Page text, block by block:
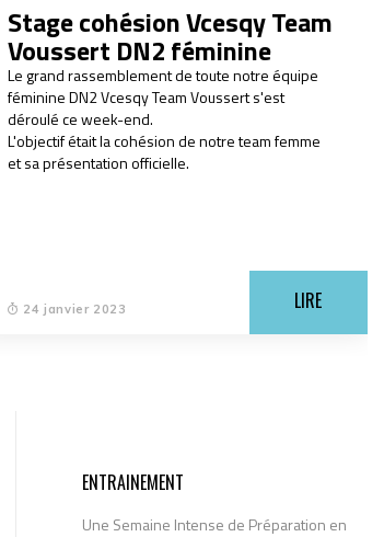
Stage cohésion Vcesqy Team
Voussert DN2 féminine
Le grand rassemblement de toute notre équipe
féminine DN2 Vcesqy Team Voussert s'est
déroulé ce week-end.
L'objectif était la cohésion de notre team femme
et sa présentation officielle.
24 janvier 2023 LIRE
ENTRAINEMENT
Une Semaine Intense de Préparation en